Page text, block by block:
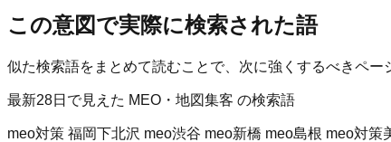
この意図で実際に検索された語
似た検索語をまとめて読むことで、次に強くするべきペー
最新28日で見えた MEO・地図集客 の検索語
meo対策 福岡下北沢 meo渋谷 meo新橋 meo島根 meo対策